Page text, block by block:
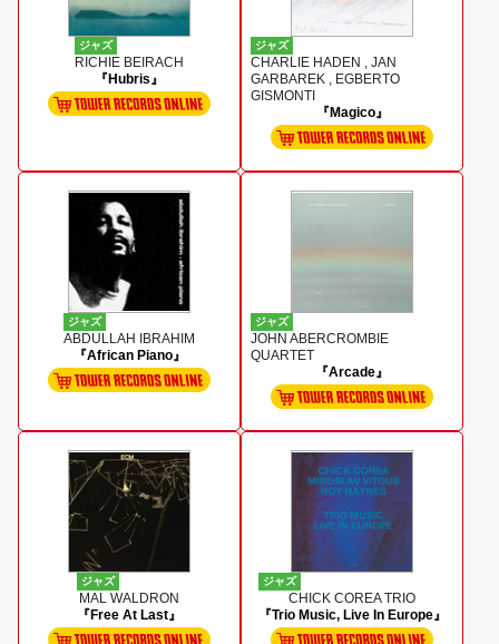
ジャズ
RICHIE BEIRACH
『Hubris』
ジャズ
CHARLIE HADEN , JAN
GARBAREK , EGBERTO
GISMONTI
『Magico』
ジャズ
ABDULLAH IBRAHIM
『African Piano』
ジャズ
JOHN ABERCROMBIE
QUARTET
『Arcade』
ジャズ
MAL WALDRON
『Free At Last』
ジャズ
CHICK COREA TRIO
『Trio Music, Live In Europe』